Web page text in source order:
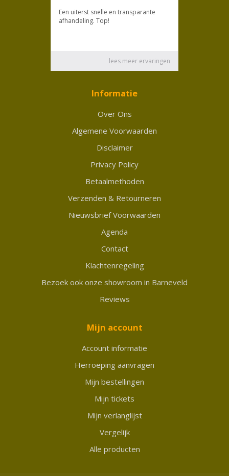
Informatie
Over Ons
Algemene Voorwaarden
Disclaimer
Privacy Policy
Betaalmethoden
Verzenden & Retourneren
Nieuwsbrief Voorwaarden
Agenda
Contact
Klachtenregeling
Bezoek ook onze showroom in Barneveld
Reviews
Mijn account
Account informatie
Herroeping aanvragen
Mijn bestellingen
Mijn tickets
Mijn verlanglijst
Vergelijk
Alle producten